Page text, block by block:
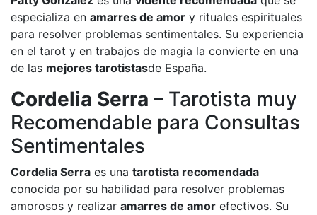
especializa en amarres de amor y rituales espirituales
para resolver problemas sentimentales. Su experiencia
en el tarot y en trabajos de magia la convierte en una
de las mejores tarotistasde España.
Cordelia Serra – Tarotista muy
Recomendable para Consultas
Sentimentales
Cordelia Serra es una tarotista recomendada
conocida por su habilidad para resolver problemas
amorosos y realizar amarres de amor efectivos. Su